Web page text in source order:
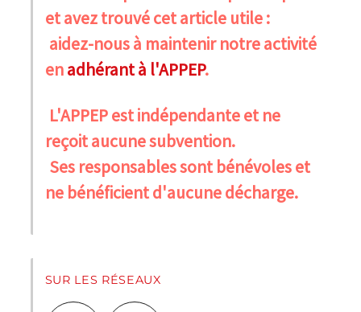
et avez trouvé cet article utile :
aidez-nous à maintenir notre activité
enadhérant à l'APPEP.
L'APPEP est indépendante et ne
reçoit aucune subvention.
Ses responsables sont bénévoles et
ne bénéficient d'aucune décharge.
SUR LES RÉSEAUX